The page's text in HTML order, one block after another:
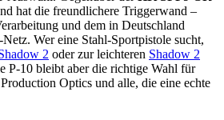
hat die freundlichere Triggerwand –
und dem in Deutschland
Wer eine Stahl-Sportpistole sucht,
2 oder zur leichteren Shadow 2
P-10 bleibt aber die richtige Wahl für
Optics und alle, die eine echte